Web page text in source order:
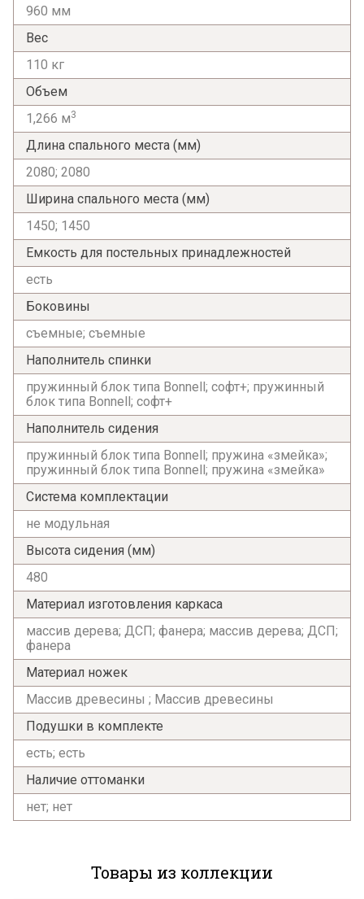
Я ознакомлен сПолитикойв отношении
обработки персональных данных и
960 мм
Вес
110 кг
Объем
1,266 м3
Длина спального места (мм)
2080; 2080
Ширина спального места (мм)
1450; 1450
Емкость для постельных принадлежностей
есть
Боковины
съемные; съемные
Наполнитель спинки
пружинный блок типа Bonnell; софт+; пружинный
блок типа Bonnell; софт+
Наполнитель сидения
пружинный блок типа Bonnell; пружина «змейка»;
пружинный блок типа Bonnell; пружина «змейка»
Система комплектации
не модульная
Высота сидения (мм)
480
Материал изготовления каркаса
массив дерева; ДСП; фанера; массив дерева; ДСП;
фанера
Материал ножек
Массив древесины ; Массив древесины
Подушки в комплекте
есть; есть
Наличие оттоманки
нет; нет
Товары из коллекции